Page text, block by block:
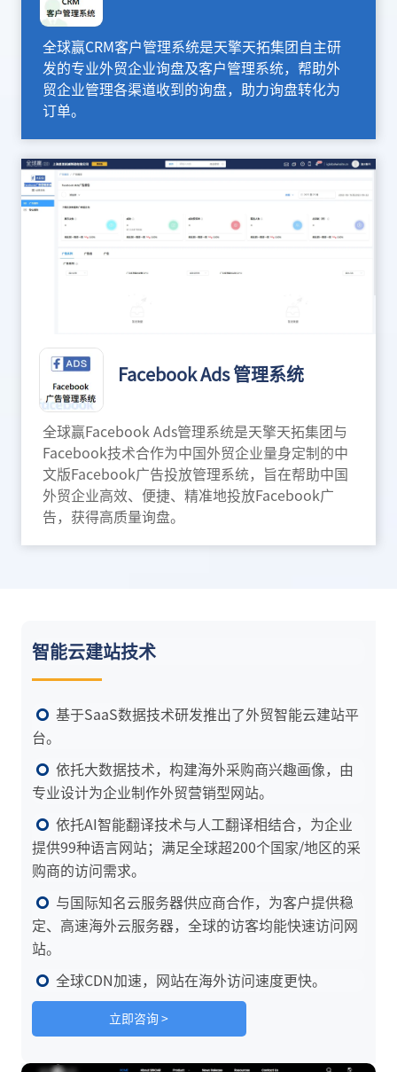
全球赢CRM客户管理系统是天擎天拓集团自主研
发的专业外贸企业询盘及客户管理系统，帮助外
贸企业管理各渠道收到的询盘，助力询盘转化为
订单。
Facebook Ads 管理系统
全球赢Facebook Ads管理系统是天擎天拓集团与
Facebook技术合作为中国外贸企业量身定制的中
文版Facebook广告投放管理系统，旨在帮助中国
外贸企业高效、便捷、精准地投放Facebook广
告，获得高质量询盘。
智能云建站技术
基于SaaS数据技术研发推出了外贸智能云建站平
台。
依托大数据技术，构建海外采购商兴趣画像，由
专业设计为企业制作外贸营销型网站。
依托AI智能翻译技术与人工翻译相结合，为企业
提供99种语言网站；满足全球超200个国家/地区的采
购商的访问需求。
与国际知名云服务器供应商合作，为客户提供稳
定、高速海外云服务器，全球的访客均能快速访问网
站。
全球CDN加速，网站在海外访问速度更快。
立即咨询 >